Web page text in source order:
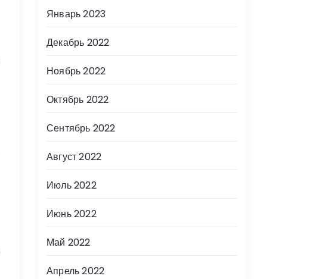
Январь 2023
Декабрь 2022
Ноябрь 2022
Октябрь 2022
Сентябрь 2022
Август 2022
Июль 2022
Июнь 2022
Май 2022
Апрель 2022